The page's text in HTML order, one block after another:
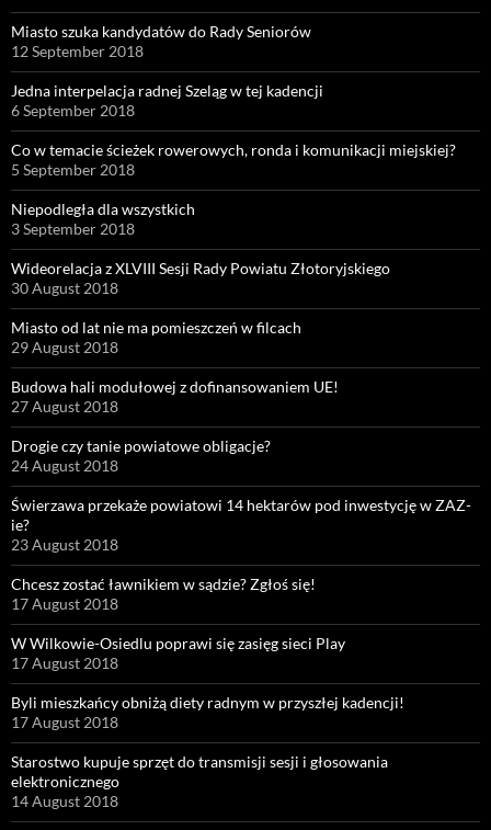
Miasto szuka kandydatów do Rady Seniorów
12 September 2018
Jedna interpelacja radnej Szeląg w tej kadencji
6 September 2018
Co w temacie ścieżek rowerowych, ronda i komunikacji miejskiej?
5 September 2018
Niepodległa dla wszystkich
3 September 2018
Wideorelacja z XLVIII Sesji Rady Powiatu Złotoryjskiego
30 August 2018
Miasto od lat nie ma pomieszczeń w filcach
29 August 2018
Budowa hali modułowej z dofinansowaniem UE!
27 August 2018
Drogie czy tanie powiatowe obligacje?
24 August 2018
Świerzawa przekaże powiatowi 14 hektarów pod inwestycję w ZAZ-
ie?
23 August 2018
Chcesz zostać ławnikiem w sądzie? Zgłoś się!
17 August 2018
W Wilkowie-Osiedlu poprawi się zasięg sieci Play
17 August 2018
Byli mieszkańcy obniżą diety radnym w przyszłej kadencji!
17 August 2018
Starostwo kupuje sprzęt do transmisji sesji i głosowania
elektronicznego
14 August 2018